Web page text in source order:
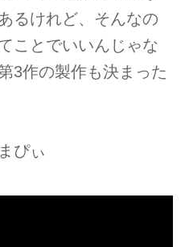
るけれど、そんなの
ことでいいんじゃな
3作の製作も決まった
ぴぃ